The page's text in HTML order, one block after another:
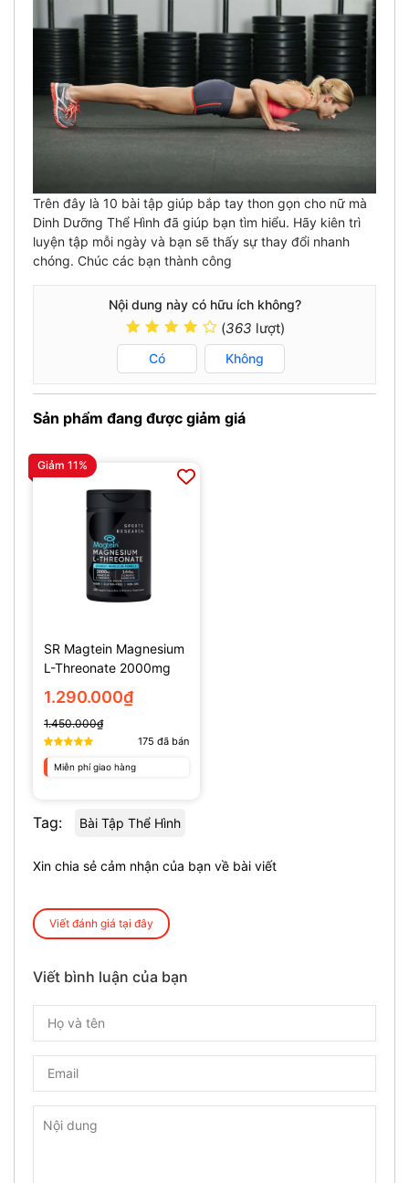
Trên đây là 10 bài tập giúp bắp tay thon gọn cho nữ mà
Dinh Dưỡng Thể Hình đã giúp bạn tìm hiểu. Hãy kiên trì
luyện tập mỗi ngày và bạn sẽ thấy sự thay đổi nhanh
chóng. Chúc các bạn thành công
Nội dung này có hữu ích không?
(363 lượt)
Có Không
Sản phẩm đang được giảm giá
Giảm 11%
SR Magtein Magnesium
L-Threonate 2000mg
(135 Viên)
1.290.000₫
1.450.000₫
175 đã bán
Miễn phí giao hàng
Tag: Bài Tập Thể Hình
Xin chia sẻ cảm nhận của bạn về bài viết
Viết đánh giá tại đây
Viết bình luận của bạn